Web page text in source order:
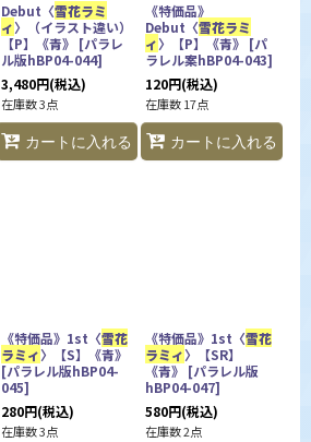
Debut〈雪花ラミ
ィ〉（イラスト違い）
【P】《青》 [パラレ
ル版hBP04-044]
3,480円(税込)
在庫数 3点
カートに入れる
《特価品》
Debut〈雪花ラミ
ィ〉【P】《青》 [パ
ラレル案hBP04-043]
120円(税込)
在庫数 17点
カートに入れる
《特価品》1st〈雪花
ラミィ〉【S】《青》
[パラレル版hBP04-
045]
280円(税込)
在庫数 3点
《特価品》1st〈雪花
ラミィ〉【SR】
《青》 [パラレル版
hBP04-047]
580円(税込)
在庫数 2点